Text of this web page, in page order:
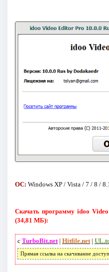
ОС: Windows XP / Vista / 7 / 8 /
Скачать программу idoo
(34,81 МБ):
с TurboBit.net| Hitfile.net|
Прямая ссылка на скачивание